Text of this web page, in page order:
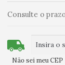
Consulte o
Não sei meu CEP